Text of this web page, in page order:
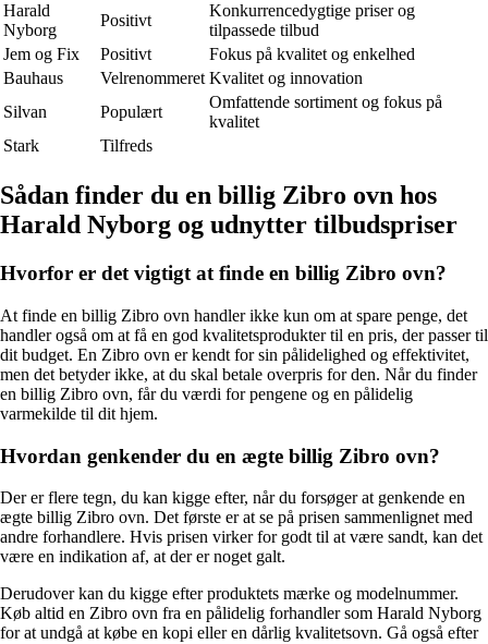
Harald
Nyborg
Positivt
Konkurrencedygtige priser og
tilpassede tilbud
Jem og Fix
Positivt
Fokus på kvalitet og enkelhed
Bauhaus
Velrenommeret Kvalitet og innovation
Silvan
Populært
Omfattende sortiment og fokus på
kvalitet
Stark
Tilfreds
Sådan finder du en billig Zibro ovn hos
Harald Nyborg og udnytter tilbudspriser
Hvorfor er det vigtigt at finde en billig Zibro ovn?
At finde en billig Zibro ovn handler ikke kun om at spare penge, det
handler også om at få en god kvalitetsprodukter til en pris, der passer til
dit budget. En Zibro ovn er kendt for sin pålidelighed og effektivitet,
men det betyder ikke, at du skal betale overpris for den. Når du finder
en billig Zibro ovn, får du værdi for pengene og en pålidelig
varmekilde til dit hjem.
Hvordan genkender du en ægte billig Zibro ovn?
Der er flere tegn, du kan kigge efter, når du forsøger at genkende en
ægte billig Zibro ovn. Det første er at se på prisen sammenlignet med
andre forhandlere. Hvis prisen virker for godt til at være sandt, kan det
være en indikation af, at der er noget galt.
Derudover kan du kigge efter produktets mærke og modelnummer.
Køb altid en Zibro ovn fra en pålidelig forhandler som Harald Nyborg
for at undgå at købe en kopi eller en dårlig kvalitetsovn. Gå også efter